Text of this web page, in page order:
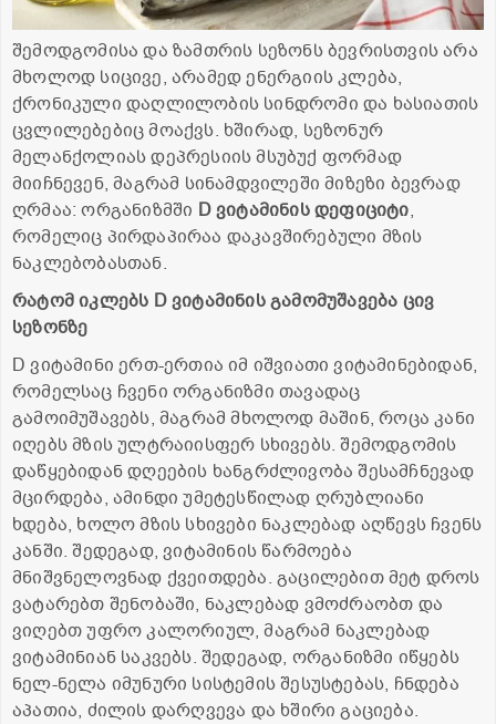
შემოდგომისა და ზამთრის სეზონს ბევრისთვის არა
მხოლოდ სიცივე, არამედ ენერგიის კლება,
ქრონიკული დაღლილობის სინდრომი და ხასიათის
ცვლილებებიც მოაქვს. ხშირად, სეზონურ
მელანქოლიას დეპრესიის მსუბუქ ფორმად
მიიჩნევენ, მაგრამ სინამდვილეში მიზეზი ბევრად
ღრმაა: ორგანიზმში Dვიტამინისდეფიციტი,
რომელიც პირდაპირაა დაკავშირებული მზის
ნაკლებობასთან.
რატომიკლებს Dვიტამინისგამომუშავება ცივ
სეზონზე
D ვიტამინი ერთ-ერთია იმ იშვიათი ვიტამინებიდან,
რომელსაც ჩვენი ორგანიზმი თავადაც
გამოიმუშავებს, მაგრამ მხოლოდ მაშინ, როცა კანი
იღებს მზის ულტრაიისფერ სხივებს. შემოდგომის
დაწყებიდან დღეების ხანგრძლივობა შესამჩნევად
მცირდება, ამინდი უმეტესწილად ღრუბლიანი
ხდება, ხოლო მზის სხივები ნაკლებად აღწევს ჩვენს
კანში. შედეგად, ვიტამინის წარმოება
მნიშვნელოვნად ქვეითდება. გაცილებით მეტ დროს
ვატარებთ შენობაში, ნაკლებად ვმოძრაობთ და
ვიღებთ უფრო კალორიულ, მაგრამ ნაკლებად
ვიტამინიან საკვებს. შედეგად, ორგანიზმი იწყებს
ნელ-ნელა იმუნური სისტემის შესუსტებას, ჩნდება
აპათია, ძილის დარღვევა და ხშირი გაციება.